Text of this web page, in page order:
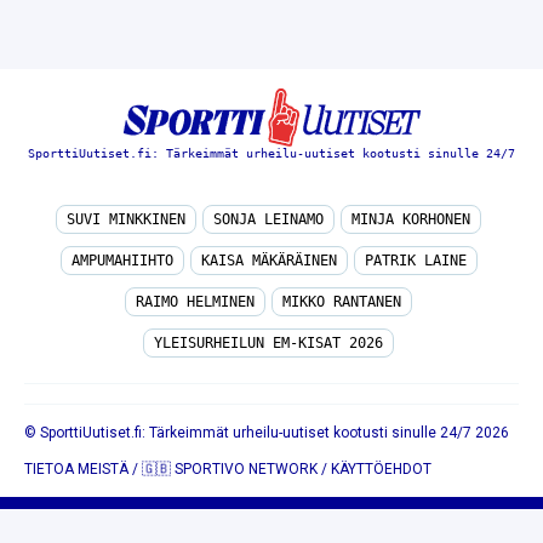
SporttiUutiset.fi: Tärkeimmät urheilu-uutiset kootusti sinulle 24/7
SUVI MINKKINEN SONJA LEINAMO MINJA KORHONEN
AMPUMAHIIHTO KAISA MÄKÄRÄINEN PATRIK LAINE
RAIMO HELMINEN MIKKO RANTANEN
YLEISURHEILUN EM-KISAT 2026
© SporttiUutiset.fi: Tärkeimmät urheilu-uutiset kootusti sinulle 24/7 2026
TIETOA MEISTÄ/ 🇬🇧 SPORTIVO NETWORK / KÄYTTÖEHDOT